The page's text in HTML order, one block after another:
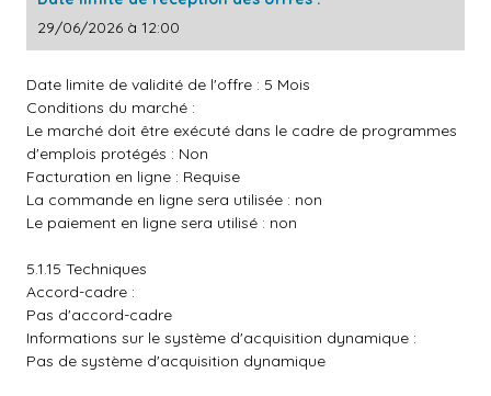
29/06/2026 à 12:00
Date limite de validité de l'offre : 5 Mois
Conditions du marché :
Le marché doit être exécuté dans le cadre de programmes
d'emplois protégés : Non
Facturation en ligne : Requise
La commande en ligne sera utilisée : non
Le paiement en ligne sera utilisé : non
5.1.15 Techniques
Accord-cadre :
Pas d'accord-cadre
Informations sur le système d'acquisition dynamique :
Pas de système d'acquisition dynamique